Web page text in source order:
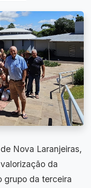
Nova Laranjeiras,
da
grupo da terceira